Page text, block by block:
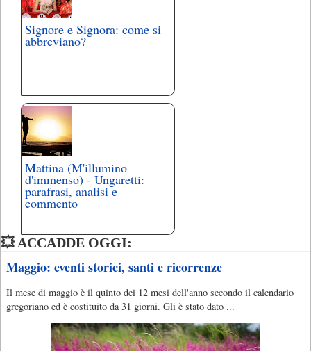
Signore e Signora: come si
abbreviano?
Mattina (M'illumino
d'immenso) - Ungaretti:
parafrasi, analisi e
commento
💥 ACCADDE OGGI:
Maggio: eventi storici, santi e ricorrenze
Il mese di maggio è il quinto dei 12 mesi dell'anno secondo il calendario
gregoriano ed è costituito da 31 giorni. Gli è stato dato ...